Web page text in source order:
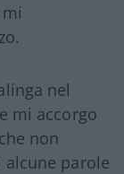
nel
mi accorgo
non
parole